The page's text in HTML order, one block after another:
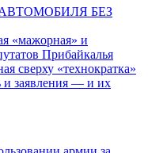
БЕЗ
«мажорная» и
Прибайкалья
сверху «технократка»
и заявления — и их